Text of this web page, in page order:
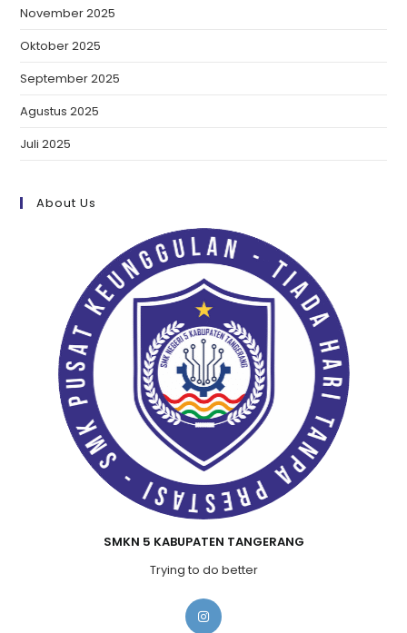
November 2025
Oktober 2025
September 2025
Agustus 2025
Juli 2025
About Us
SMKN 5 KABUPATEN TANGERANG
Trying to do better